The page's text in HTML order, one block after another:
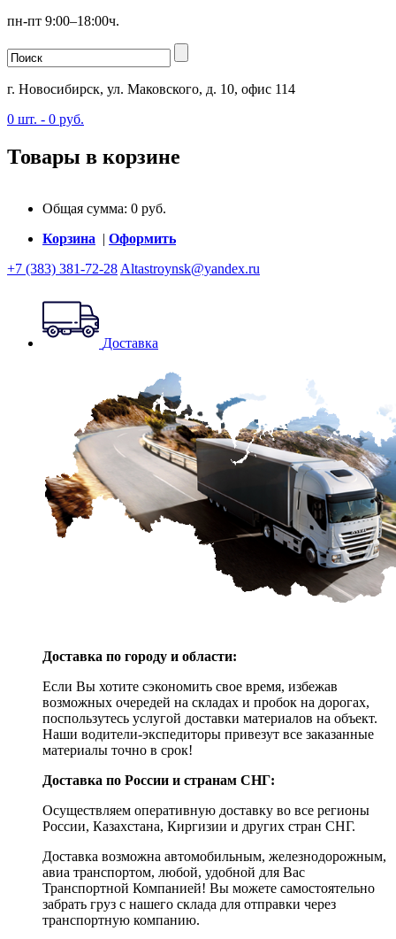
пн-пт 9:00–18:00ч.
г. Новосибирск, ул. Маковского, д. 10, офис 114
0 шт. - 0 руб.
Товары в корзине
Общая сумма: 0 руб.
Корзина | Оформить
+7 (383) 381-72-28 Altastroynsk@yandex.ru
Доставка
Доставка по городу и области:
Если Вы хотите сэкономить свое время, избежав
возможных очередей на складах и пробок на дорогах,
поспользутесь услугой доставки материалов на объект.
Наши водители-экспедиторы привезут все заказанные
материалы точно в срок!
Доставка по России и странам СНГ:
Осуществляем оперативную доставку во все регионы
России, Казахстана, Киргизии и других стран СНГ.
Доставка возможна автомобильным, железнодорожным,
авиа транспортом, любой, удобной для Вас
Транспортной Компанией! Вы можете самостоятельно
забрать груз с нашего склада для отправки через
транспортную компанию.